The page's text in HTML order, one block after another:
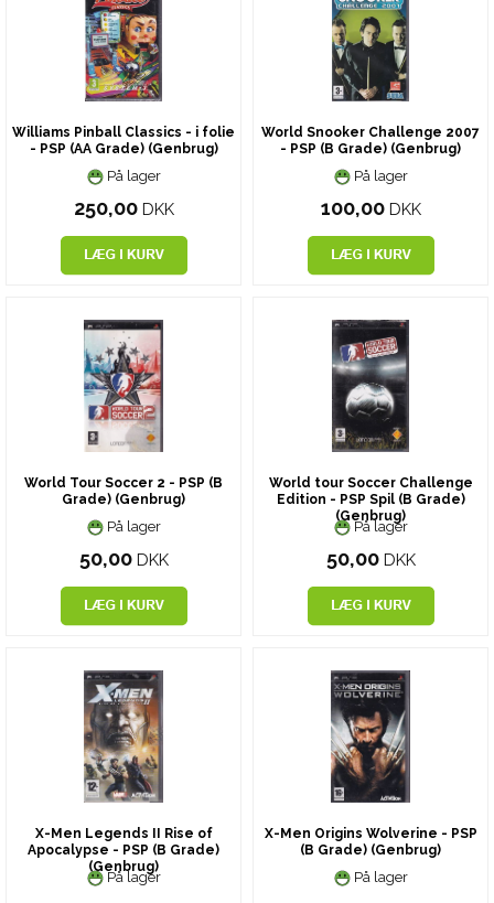
Williams Pinball Classics - i folie
- PSP (AA Grade) (Genbrug)
På lager
250,00 DKK
World Snooker Challenge 2007
- PSP (B Grade) (Genbrug)
På lager
100,00 DKK
World Tour Soccer 2 - PSP (B
Grade) (Genbrug)
På lager
50,00 DKK
World tour Soccer Challenge
Edition - PSP Spil (B Grade)
(Genbrug)
På lager
50,00 DKK
X-Men Legends II Rise of
Apocalypse - PSP (B Grade)
(Genbrug)
På lager
X-Men Origins Wolverine - PSP
(B Grade) (Genbrug)
På lager